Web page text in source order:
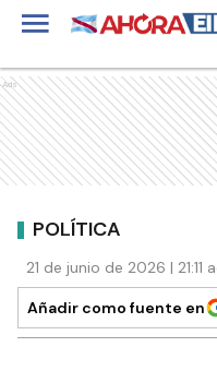
Ads
POLÍTICA
21 de junio de 2026 |
Añadir como fuente en